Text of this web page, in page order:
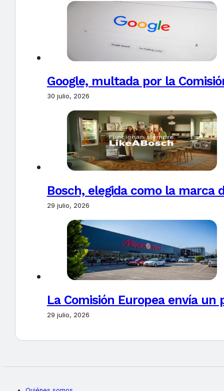
Google, multada por la
30 julio, 2026
Bosch, elegida como la marca
29 julio, 2026
La Comisión Europea envía un
29 julio, 2026